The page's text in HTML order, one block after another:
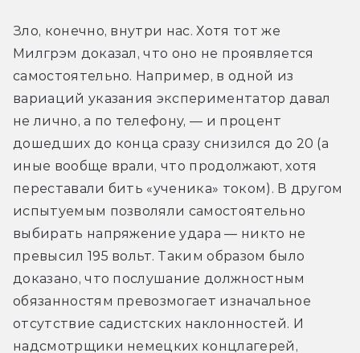
Зло, конечно, внутри нас. Хотя тот же
Милгрэм доказал, что оно не проявляется
самостоятельно. Например, в одной из
вариаций указания экспериментатор давал
не лично, а по телефону, — и процент
дошедших до конца сразу снизился до 20 (а
иные вообще врали, что продолжают, хотя
переставали бить «ученика» током). В другом
испытуемым позволяли самостоятельно
выбирать напряжение удара — никто не
превысил 195 вольт. Таким образом было
доказано, что послушание должностным
обязанностям превозмогает изначальное
отсутствие садистских наклонностей. И
надсмотрщики немецких концлагерей,